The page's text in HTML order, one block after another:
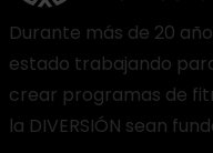
Durante más de 20
estado trabajando
crear programas de
la DIVERSIÓN sean